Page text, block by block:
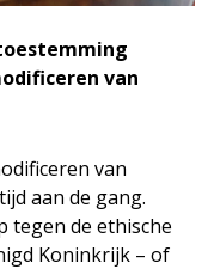
van
van
aan de gang.
tegen de ethische
Koninkrijk – of